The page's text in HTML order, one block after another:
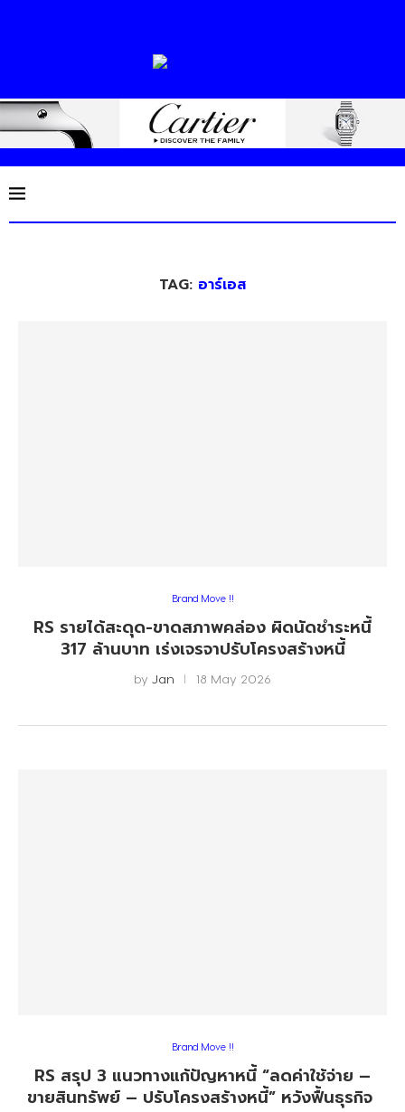
TAG: อาร์เอส
Brand Move !!
RS รายได้สะดุด-ขาดสภาพคล่อง ผิดนัดชำระหนี้
317 ล้านบาท เร่งเจรจาปรับโครงสร้างหนี้
by Jan 18 May 2026
Brand Move !!
RS สรุป 3 แนวทางแก้ปัญหาหนี้ “ลดค่าใช้จ่าย –
ขายสินทรัพย์ – ปรับโครงสร้างหนี้” หวังฟื้นธุรกิจ